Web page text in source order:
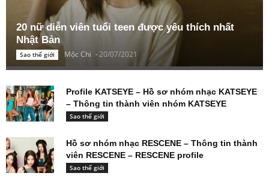
20 nữ diễn viên tuổi teen được yêu thích nhất
Nhật Bản
Sao thế giới Mộc Chi -20/07/2021
Profile KATSEYE – Hồ sơ nhóm nhạc KATSEYE
– Thông tin thành viên nhóm KATSEYE
Sao thế giới
Hồ sơ nhóm nhạc RESCENE – Thông tin thành
viên RESCENE – RESCENE profile
Sao thế giới